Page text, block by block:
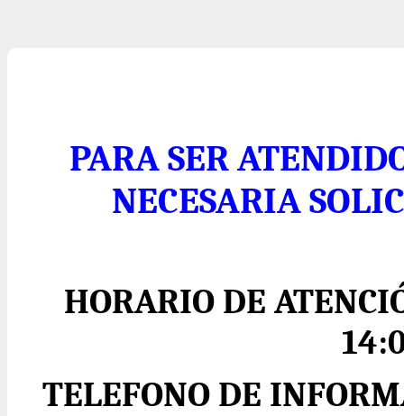
PARA SER
NECESARIA
HORARIO DE
TELEFONO DE